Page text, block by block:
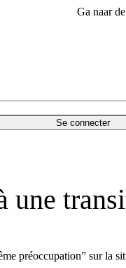
Ga naar
Se connecter
une
préoccupation” sur la